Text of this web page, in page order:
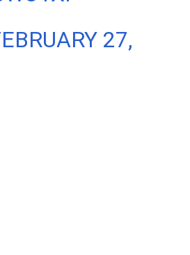
27,